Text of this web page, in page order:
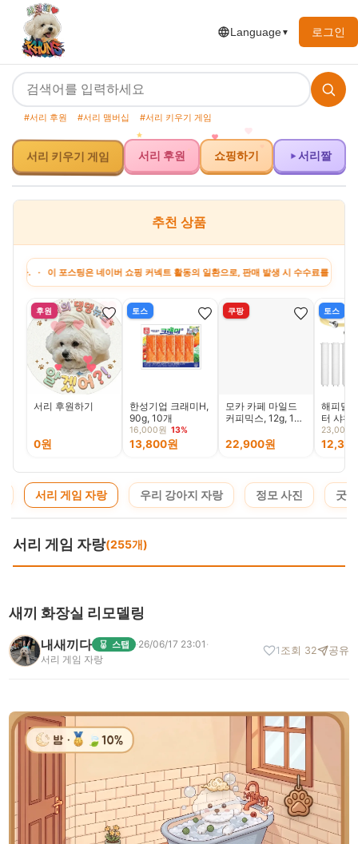
Language▼ 로그인
#서리 후원 #서리 맴버십 #서리 키우기 게임
서리 키우기 게임 서리 후원 쇼핑하기 서리짤
추천 상품
스팅은 네이버 쇼핑 커넥트 활동의 일환으로, 판매 발생 시 수수료를 제공받습니다
후원
서리 후원하기
0원
토스
한성기업 크래미H,
90g, 10개
16,000원 13%
13,800원
쿠팡
모카 카페 마일드
커피믹스, 12g, 170
22,900원
토스
해피달
터 샤워
디 바나
4P+리
23,000
서리 게임 자랑 우리 강아지 자랑 정모 사진 굿
서리 게임 자랑(255개)
새끼 화장실 리모델링
내새끼다 스탭 ·26/06/17 23:01 ·
서리 게임 자랑
1 조회 32 공유